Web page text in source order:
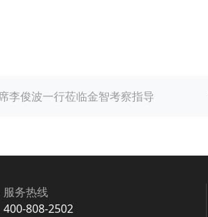
李俊波一行莅临金智考察指导
服务热线
400-808-2502